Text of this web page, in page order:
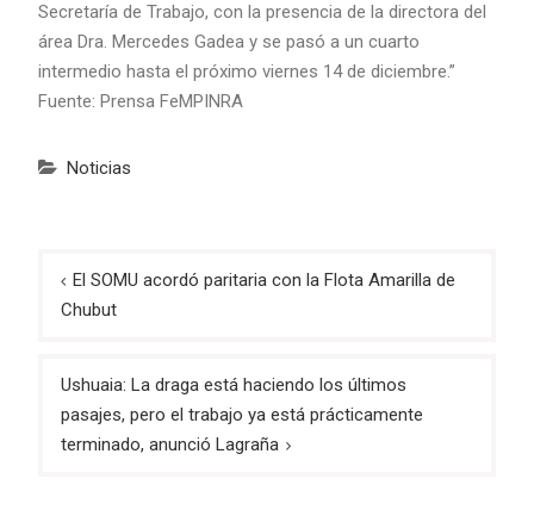
Secretaría de Trabajo, con la presencia de la directora del
área Dra. Mercedes Gadea y se pasó a un cuarto
intermedio hasta el próximo viernes 14 de diciembre.”
Fuente: Prensa FeMPINRA
Noticias
Navegación
de
El SOMU acordó paritaria con la Flota Amarilla de
Chubut
Ushuaia: La draga está haciendo los últimos
pasajes, pero el trabajo ya está prácticamente
terminado, anunció Lagraña